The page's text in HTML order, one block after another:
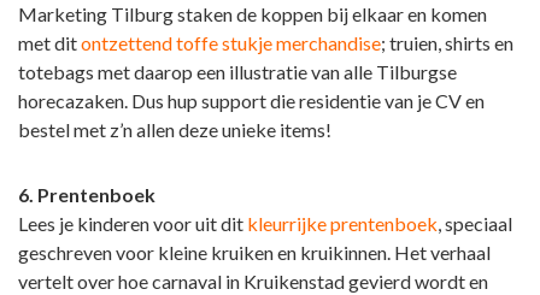
Marketing Tilburg staken de koppen bij elkaar en komen
met ditontzettend toffe stukje merchandise; truien, shirts en
totebags met daarop een illustratie van alle Tilburgse
horecazaken. Dus hup support die residentie van je CV en
bestel met z’n allen deze unieke items!
6. Prentenboek
Lees je kinderen voor uit dit kleurrijke prentenboek , speciaal
geschreven voor kleine kruiken en kruikinnen. Het verhaal
vertelt over hoe carnaval in Kruikenstad gevierd wordt en